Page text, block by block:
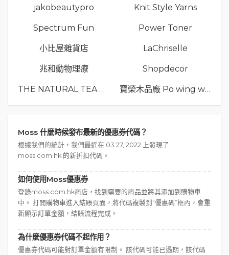
jakobeautypro Knit Style Yarns
Spectrum Fun Power Toner
小比屋雜貨店 LaChriselle
兆和動物理療 Shopdecor
THE NATURAL TEA Co. 寶榮木品廠 Po wing wood
Moss 什麼時候發布最新的優惠券代碼？
根據我們的統計，我們最近在 03 27, 2022 上發現了
moss.com.hk 的新折扣代碼。
如何使用Moss優惠券
登錄moss.com.hk商店，找到需要的商品並將其添加到購物車
中。 打開購物車進入結賬頁面，將代碼複製到“優惠碼”框內，會重
新顯示訂單金額，結賬流程完成。
為什麼優惠券代碼不起作用？
優惠券代碼可能對訂單金額有限制。 該代碼可能已過期，該代碼